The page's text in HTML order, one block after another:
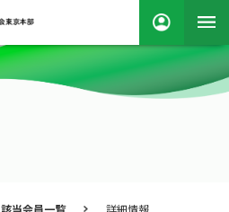
該当会員一覧 詳細情報